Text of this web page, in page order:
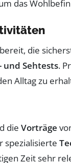
das
bereit, die
und Sehtests.
Alltag zu
die Vorträge
spezialisierte
Zeit sehr